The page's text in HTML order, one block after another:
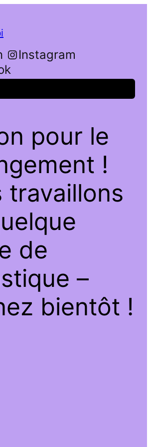
Instagram
pour le
!
travaillons
de
–
bientôt !